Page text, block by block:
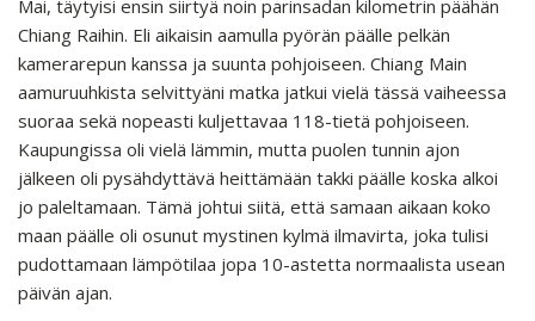
Mai, täytyisi ensin siirtyä noin parinsadan kilometrin päähän
Chiang Raihin. Eli aikaisin aamulla pyörän päälle pelkän
kamerarepun kanssa ja suunta pohjoiseen. Chiang Main
aamuruuhkista selvittyäni matka jatkui vielä tässä vaiheessa
suoraa sekä nopeasti kuljettavaa 118-tietä pohjoiseen.
Kaupungissa oli vielä lämmin, mutta puolen tunnin ajon
jälkeen oli pysähdyttävä heittämään takki päälle koska alkoi
jo paleltamaan. Tämä johtui siitä, että samaan aikaan koko
maan päälle oli osunut mystinen kylmä ilmavirta, joka tulisi
pudottamaan lämpötilaa jopa 10-astetta normaalista usean
päivän ajan.